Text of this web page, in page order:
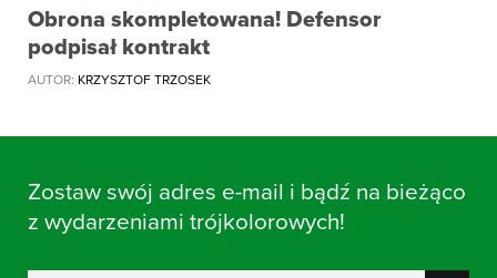
Obrona skompletowana! Defensor
podpisał kontrakt
AUTOR: KRZYSZTOF TRZOSEK
Zostaw swój adres e-mail i bądź na bieżąco
z wydarzeniami trójkolorowych!